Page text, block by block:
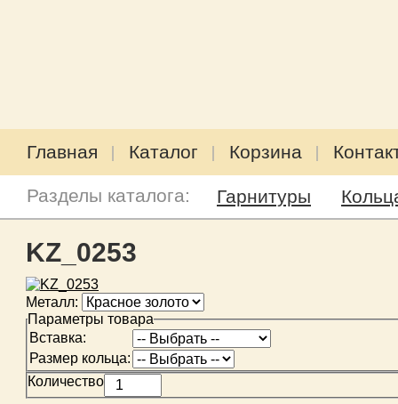
Главная Каталог Корзина
Разделы каталога: Гарнитуры
KZ_0253
Металл:
Параметры товара
Вставка:
Размер кольца:
Количество